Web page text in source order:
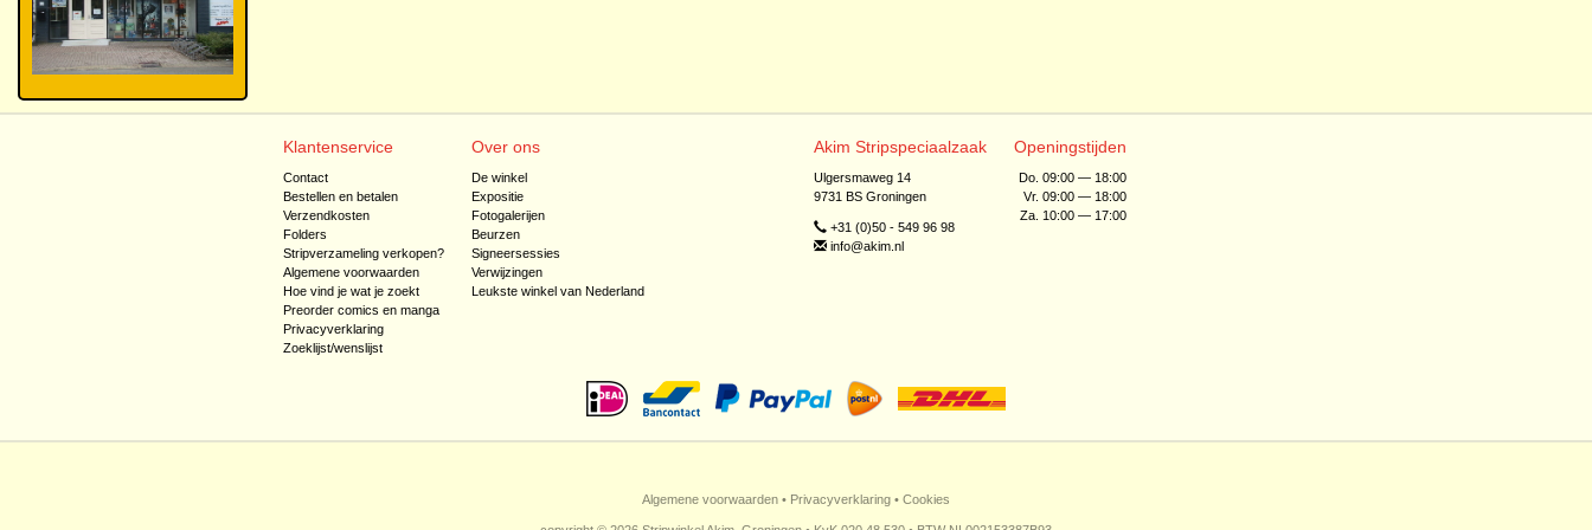
Klantenservice
Contact
Bestellen en betalen
Verzendkosten
Folders
Stripverzameling verkopen?
Algemene voorwaarden
Hoe vind je wat je zoekt
Preorder comics en manga
Privacyverklaring
Zoeklijst/wenslijst
Over ons
De winkel
Expositie
Fotogalerijen
Beurzen
Signeersessies
Verwijzingen
Leukste winkel van Nederland
Akim Stripspeciaalzaak
Ulgersmaweg 14
9731 BS Groningen
+31 (0)50 - 549 96 98
info@akim.nl
Openingstijden
Do. 09:00 — 18:00
Vr. 09:00 — 18:00
Za. 10:00 — 17:00
Algemene voorwaarden • Privacyverklaring • Cookies